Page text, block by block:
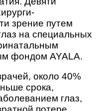
зрение путем
на специальных
фондом AYALA.
около 40%
срока,
глаз,